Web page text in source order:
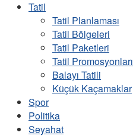
Tatil
Tatil Planlaması
Tatil Bölgeleri
Tatil Paketleri
Tatil Promosyonları
Balayı Tatili
Küçük Kaçamaklar
Spor
Politika
Seyahat